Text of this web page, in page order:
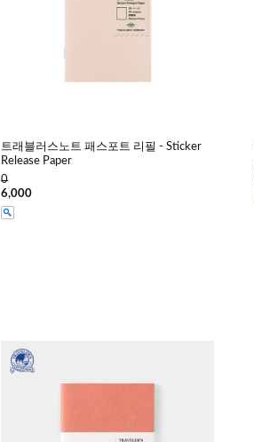
트래블러스노트 패스포트 리필 - Sticker
Release Paper
0
6,000